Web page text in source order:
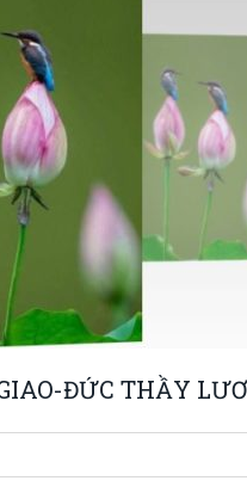
ĐỨC THẦY